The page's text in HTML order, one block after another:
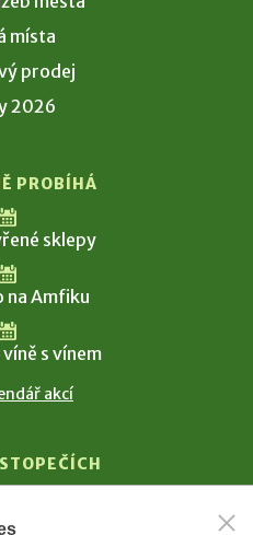
místa
prodej
2026
PROBÍHÁ
sklepy
na Amfiku
s vínem
akcí